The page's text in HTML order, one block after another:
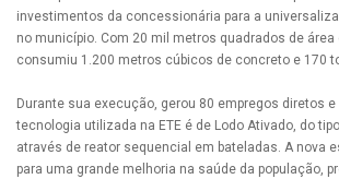
investimentos da concessionária para a
no município. Com 20 mil metros quadrados de área
consumiu 1.200 metros cúbicos de concreto e 170
Durante sua execução, gerou 80 empregos diretos
tecnologia utilizada na ETE é de Lodo Ativado, do
através de reator sequencial em bateladas. A nova
para uma grande melhoria na saúde da população,